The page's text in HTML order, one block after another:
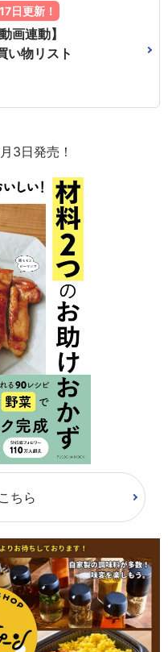
日更新！
画連動】
い物リスト
3日発売！
ちら